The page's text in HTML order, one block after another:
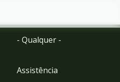
- Qualquer -
Assistência